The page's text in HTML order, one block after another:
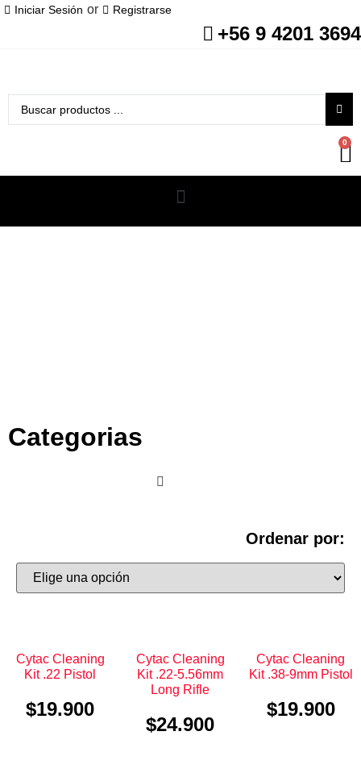
Iniciar Sesión or Registrarse
+56 9 4201 3694
0
Categorias
Ordenar por:
Cytac Cleaning
Kit .22 Pistol
$19.900
Cytac Cleaning
Kit .22-5.56mm
Long Rifle
$24.900
Cytac Cleaning
Kit .38-9mm Pistol
$19.900